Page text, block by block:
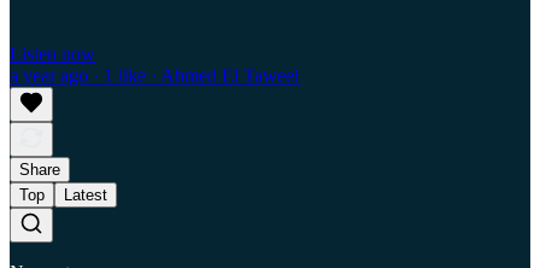
Listen now
a year ago · 1 like · Ahmed El Taweel
Share
Top
Latest